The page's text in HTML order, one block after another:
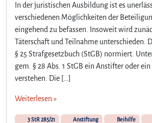
In der juristischen Ausbildung ist es
verschiedenen Möglichkeiten der
eingehend zu befassen. Insoweit wird
Täterschaft und Teilnahme unterschieden.
§ 25 Strafgesetzbuch (StGB) normiert.
gem. § 28 Abs. 1 StGB ein Anstifter oder
verstehen. Die […]
Weiterlesen »
3 StR 285/21 Anstiftung Beihilfe